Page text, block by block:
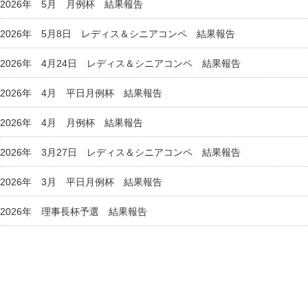
2026年 5月 月例杯 結果報告
2026年 5月8日 レディス＆シニアコンペ 結果報告
2026年 4月24日 レディス＆シニアコンペ 結果報告
2026年 4月 平日月例杯 結果報告
2026年 4月 月例杯 結果報告
2026年 3月27日 レディス＆シニアコンペ 結果報告
2026年 3月 平日月例杯 結果報告
2026年 理事長杯予選 結果報告